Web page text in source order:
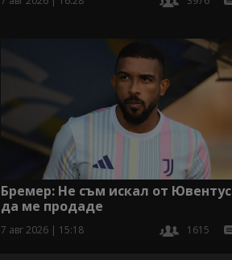
Бремер: Не съм искал от Ювентус
да ме продаде
7 авг 2026 | 15:18 1615